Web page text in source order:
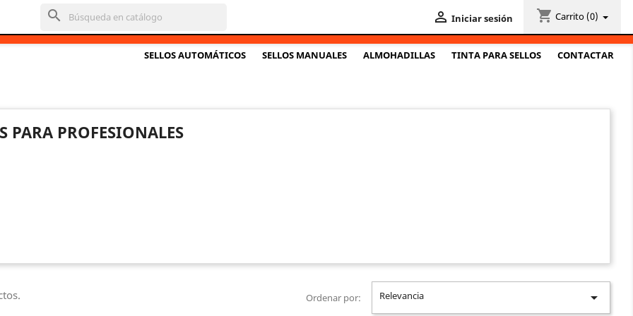
search  Iniciar sesión shopping_cart Carrito (0)
SELLOS AUTOMÁTICOS SELLOS MANUALES ALMOHADILLAS TINTA PARA SELLOS CONTACTAR
PARA PROFESIONALES
Ordenar por: Relevancia 